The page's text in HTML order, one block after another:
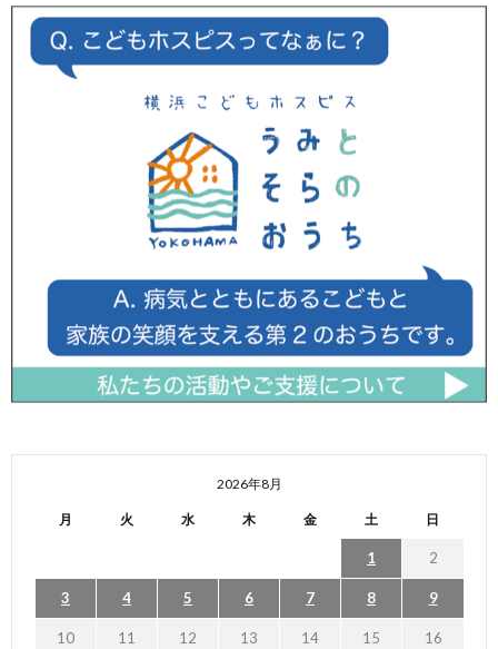
2026年8月
月 火 水 木 金 土 日
1 2
3 4 5 6 7 8 9
10 11 12 13 14 15 16